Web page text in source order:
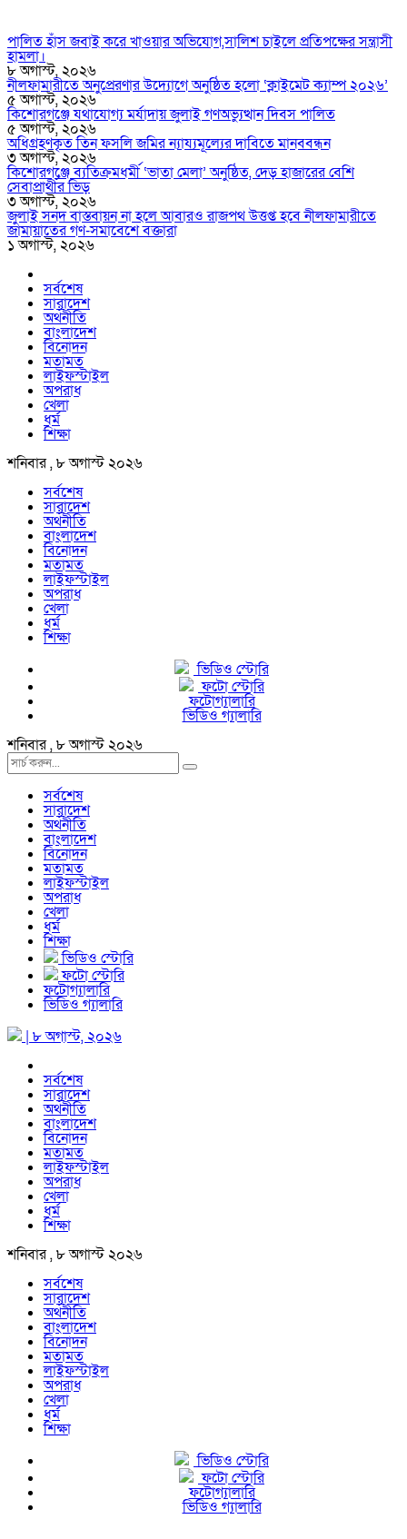
পালিত হাঁস জবাই করে খাওয়ার অভিযোগ,সালিশ চাইলে প্রতিপক্ষের সন্ত্রাসী
হামলা।
৮ অগাস্ট, ২০২৬
নীলফামারীতে অনুপ্রেরণার উদ্যোগে অনুষ্ঠিত হলো ‘ক্লাইমেট ক্যাম্প ২০২৬’
৫ অগাস্ট, ২০২৬
কিশোরগঞ্জে যথাযোগ্য মর্যাদায় জুলাই গণঅভ্যুত্থান দিবস পালিত
৫ অগাস্ট, ২০২৬
অধিগ্রহণকৃত তিন ফসলি জমির ন্যায্যমূল্যের দাবিতে মানববন্ধন
৩ অগাস্ট, ২০২৬
কিশোরগঞ্জে ব্যতিক্রমধর্মী ‘ভাতা মেলা’ অনুষ্ঠিত, দেড় হাজারের বেশি
সেবাপ্রার্থীর ভিড়
৩ অগাস্ট, ২০২৬
জুলাই সনদ বাস্তবায়ন না হলে আবারও রাজপথ উত্তপ্ত হবে নীলফামারীতে
জামায়াতের গণ-সমাবেশে বক্তারা
১ অগাস্ট, ২০২৬
সর্বশেষ
সারাদেশ
অর্থনীতি
বাংলাদেশ
বিনোদন
মতামত
লাইফস্টাইল
অপরাধ
খেলা
ধর্ম
শিক্ষা
শনিবার , ৮ অগাস্ট ২০২৬
সর্বশেষ
সারাদেশ
অর্থনীতি
বাংলাদেশ
বিনোদন
মতামত
লাইফস্টাইল
অপরাধ
খেলা
ধর্ম
শিক্ষা
ভিডিও স্টোরি
ফটো স্টোরি
ফটোগ্যালারি
ভিডিও গ্যালারি
শনিবার , ৮ অগাস্ট ২০২৬
সর্বশেষ
সারাদেশ
অর্থনীতি
বাংলাদেশ
বিনোদন
মতামত
লাইফস্টাইল
অপরাধ
খেলা
ধর্ম
শিক্ষা
ভিডিও স্টোরি
ফটো স্টোরি
ফটোগ্যালারি
ভিডিও গ্যালারি
| ৮ অগাস্ট, ২০২৬
সর্বশেষ
সারাদেশ
অর্থনীতি
বাংলাদেশ
বিনোদন
মতামত
লাইফস্টাইল
অপরাধ
খেলা
ধর্ম
শিক্ষা
শনিবার , ৮ অগাস্ট ২০২৬
সর্বশেষ
সারাদেশ
অর্থনীতি
বাংলাদেশ
বিনোদন
মতামত
লাইফস্টাইল
অপরাধ
খেলা
ধর্ম
শিক্ষা
ভিডিও স্টোরি
ফটো স্টোরি
ফটোগ্যালারি
ভিডিও গ্যালারি